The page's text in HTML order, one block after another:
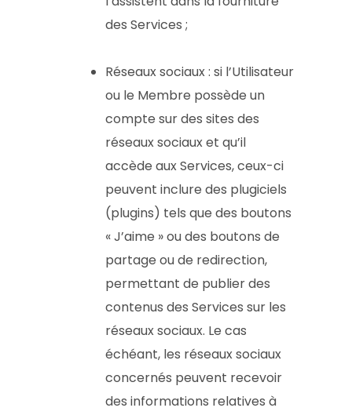
des Services ;
Réseaux sociaux : si l’Utilisateur
ou le Membre possède un
compte sur des sites des
réseaux sociaux et qu’il
accède aux Services, ceux-ci
peuvent inclure des plugiciels
(plugins) tels que des boutons
« J’aime » ou des boutons de
partage ou de redirection,
permettant de publier des
contenus des Services sur les
réseaux sociaux. Le cas
échéant, les réseaux sociaux
concernés peuvent recevoir
des informations relatives à